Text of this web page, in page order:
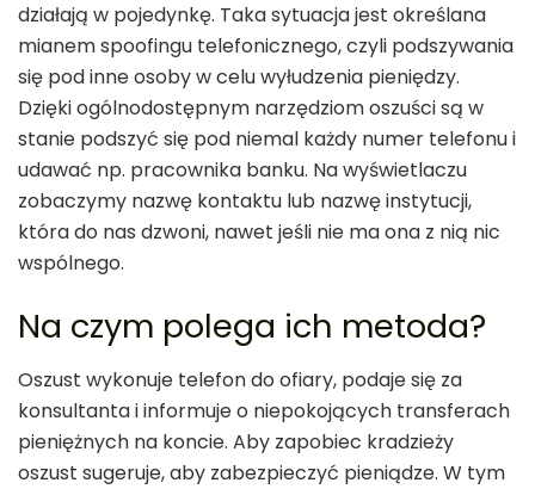
działają w pojedynkę. Taka sytuacja jest określana
mianem spoofingu telefonicznego, czyli podszywania
się pod inne osoby w celu wyłudzenia pieniędzy.
Dzięki ogólnodostępnym narzędziom oszuści są w
stanie podszyć się pod niemal każdy numer telefonu i
udawać np. pracownika banku. Na wyświetlaczu
zobaczymy nazwę kontaktu lub nazwę instytucji,
która do nas dzwoni, nawet jeśli nie ma ona z nią nic
wspólnego.
Na czym polega ich metoda?
Oszust wykonuje telefon do ofiary, podaje się za
konsultanta i informuje o niepokojących transferach
pieniężnych na koncie. Aby zapobiec kradzieży
oszust sugeruje, aby zabezpieczyć pieniądze. W tym